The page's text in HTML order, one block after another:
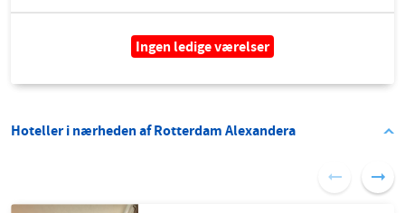
Ingen ledige værelser
Hoteller i nærheden af Rotterdam Alexandera